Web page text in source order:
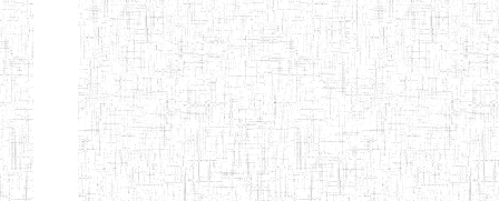
TEACHERS
TRAINING
COLLEGE
KENCHOLIA
TEACHER'S
15/09/2015 ENIEG